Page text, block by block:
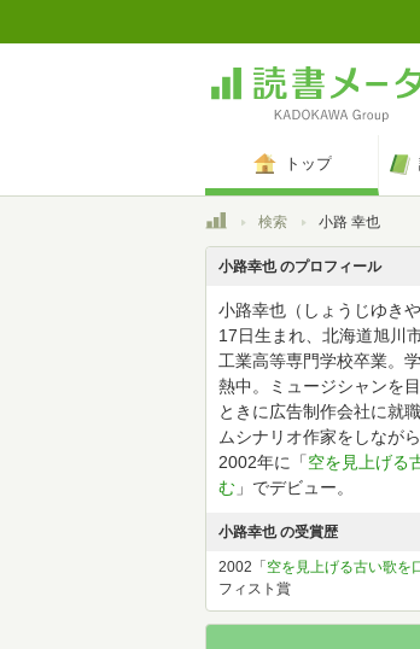
トップ
トップ検索 小路 幸也
小路幸也 のプロフィール
小路幸也（しょうじゆき
17日生まれ、北海道旭川
工業高等専門学校卒業。
熱中。ミュージシャンを
ときに広告制作会社に就
ムシナリオ作家をしなが
2002年に「空を見上げる
む 」でデビュー。
小路幸也 の受賞歴
2002「 空を見上げる古い歌を
フィスト賞